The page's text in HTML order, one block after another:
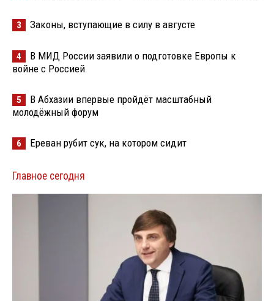
3 Законы, вступающие в силу в августе
4
В МИД России заявили о подготовке Европы к
войне с Россией
5
В Абхазии впервые пройдёт масштабный
молодёжный форум
6 Ереван рубит сук, на котором сидит
Главное сегодня